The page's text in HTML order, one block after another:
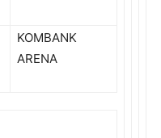
KOMBANK
ARENA